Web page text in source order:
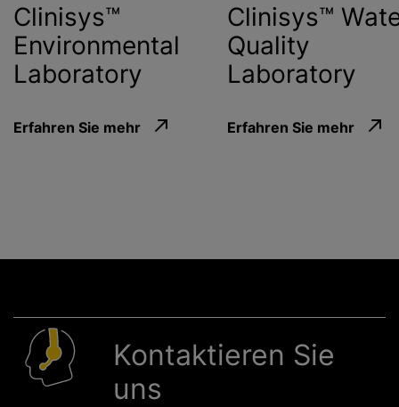
Clinisys™
Environmental
Laboratory
Erfahren Sie mehr
Clinisys™
Quality
Laboratory
Erfahren Sie mehr
Kontaktieren Sie
uns